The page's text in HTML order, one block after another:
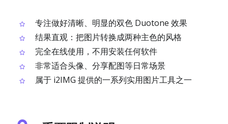
专注做好清晰、明显的双色 Duotone 效果
结果直观：把图片转换成两种主色的风格
完全在线使用，不用安装任何软件
非常适合头像、分享配图等日常场景
属于 i2IMG 提供的一系列实用图片工具之一